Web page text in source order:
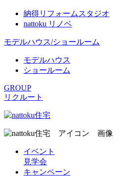
納得リフォームスタジオ
nattoku リノベ
モデルハウス/ショールーム
モデルハウス
ショールーム
GROUP
リクルート
イベント
見学会
キャンペーン